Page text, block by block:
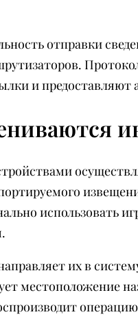
отправки
и предоставляют
использовать
их в
местоположение